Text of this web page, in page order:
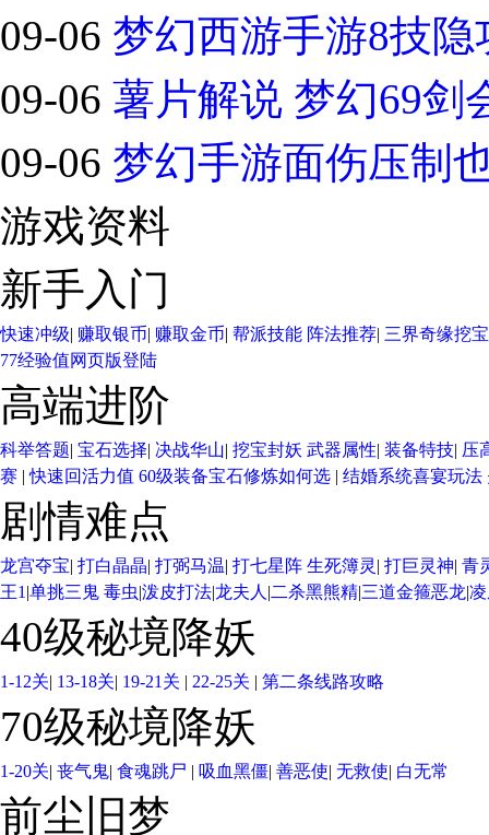
09-06 梦幻西游手游8技隐
09-06 薯片解说 梦幻69剑
09-06 梦幻手游面伤压制
游戏资料
新手入门
快速冲级| 赚取银币| 赚取金币| 帮派技能 阵法推荐| 三界奇缘挖
77经验值网页版登陆
高端进阶
科举答题| 宝石选择| 决战华山| 挖宝封妖 武器属性| 装备特技| 压
赛 | 快速回活力值 60级装备宝石修炼如何选 | 结婚系统喜宴玩法
剧情难点
龙宫夺宝| 打白晶晶| 打弼马温| 打七星阵 生死簿灵 | 打巨灵神| 青
王1 |单挑三鬼 毒虫|泼皮打法|龙夫人 |二杀黑熊精|三道金箍恶龙|
40级秘境降妖
1-12关| 13-18关| 19-21关 | 22-25关 | 第二条线路攻略
70级秘境降妖
1-20关| 丧气鬼| 食魂跳尸 | 吸血黑僵| 善恶使| 无救使| 白无常
前尘旧梦